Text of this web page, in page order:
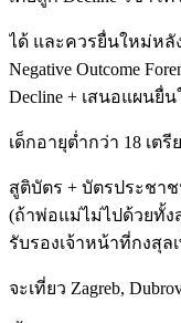
ได้ และควรยื่นใหม่หลั
Negative Outcome
Decline + เสนอแผนยื่
เด็กอายุต่ำกว่า 18 เตรี
สูติบัตร + บัตรประชา
(ถ้าพ่อแม่ไม่ไปด้วยทั้ง
รับรองเจ้าหน้าที่กงสุล
จะเที่ยว Zagreb,